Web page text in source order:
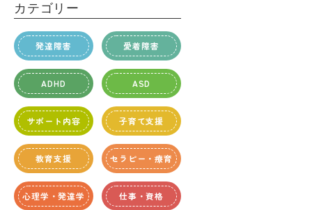
カテゴリー
発達障害 愛着障害
ADHD ASD
サポート内容 子育て支援
教育支援 セラピー・療育
心理学・発達学 仕事・資格